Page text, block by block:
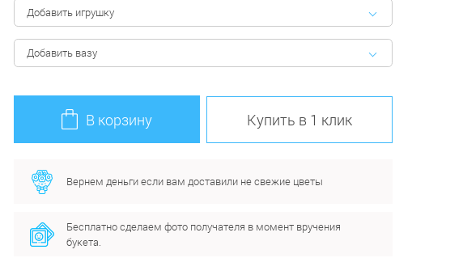
Добавить игрушку
Добавить вазу
В корзину Купить в 1 клик
Вернем деньги если вам доставили не свежие цветы
Бесплатно сделаем фото получателя в момент вручения
букета.